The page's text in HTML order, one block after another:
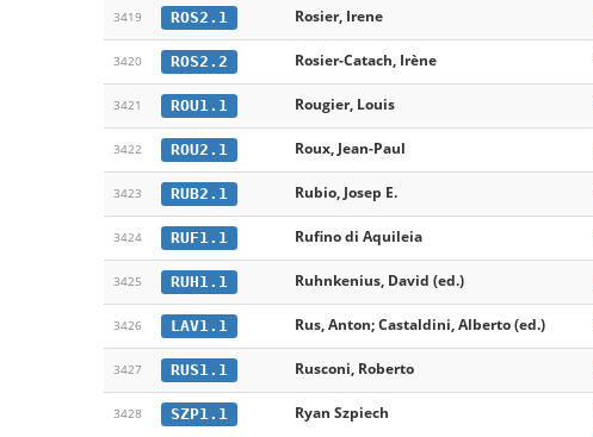
3419 ROS2.1 Rosier, Irene
3420 ROS2.2 Rosier-Catach, Irène
3421 ROU1.1 Rougier, Louis
3422 ROU2.1 Roux, Jean-Paul
3423 RUB2.1 Rubio, Josep E.
3424 RUF1.1 Rufino di Aquileia
3425 RUH1.1 Ruhnkenius, David (ed.)
3426 LAV1.1 Rus, Anton; Castaldini, Alberto (ed.)
3427 RUS1.1 Rusconi, Roberto
3428 SZP1.1 Ryan Szpiech